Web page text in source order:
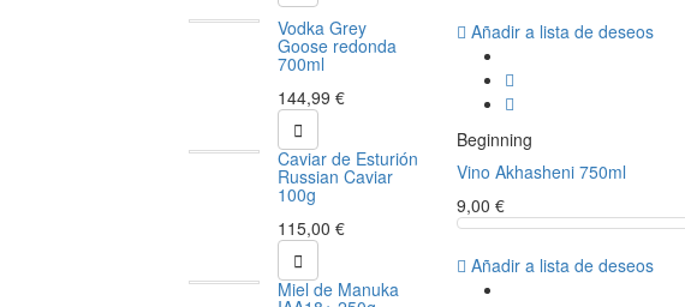
Vodka Grey
Goose redonda
700ml
144,99 €

Caviar de Esturión
Russian Caviar
100g
115,00 €

Miel de Manuka
Añadir a lista de deseos
Beginning
Vino Akhasheni 750ml
9,00 €
Añadir a lista de deseos